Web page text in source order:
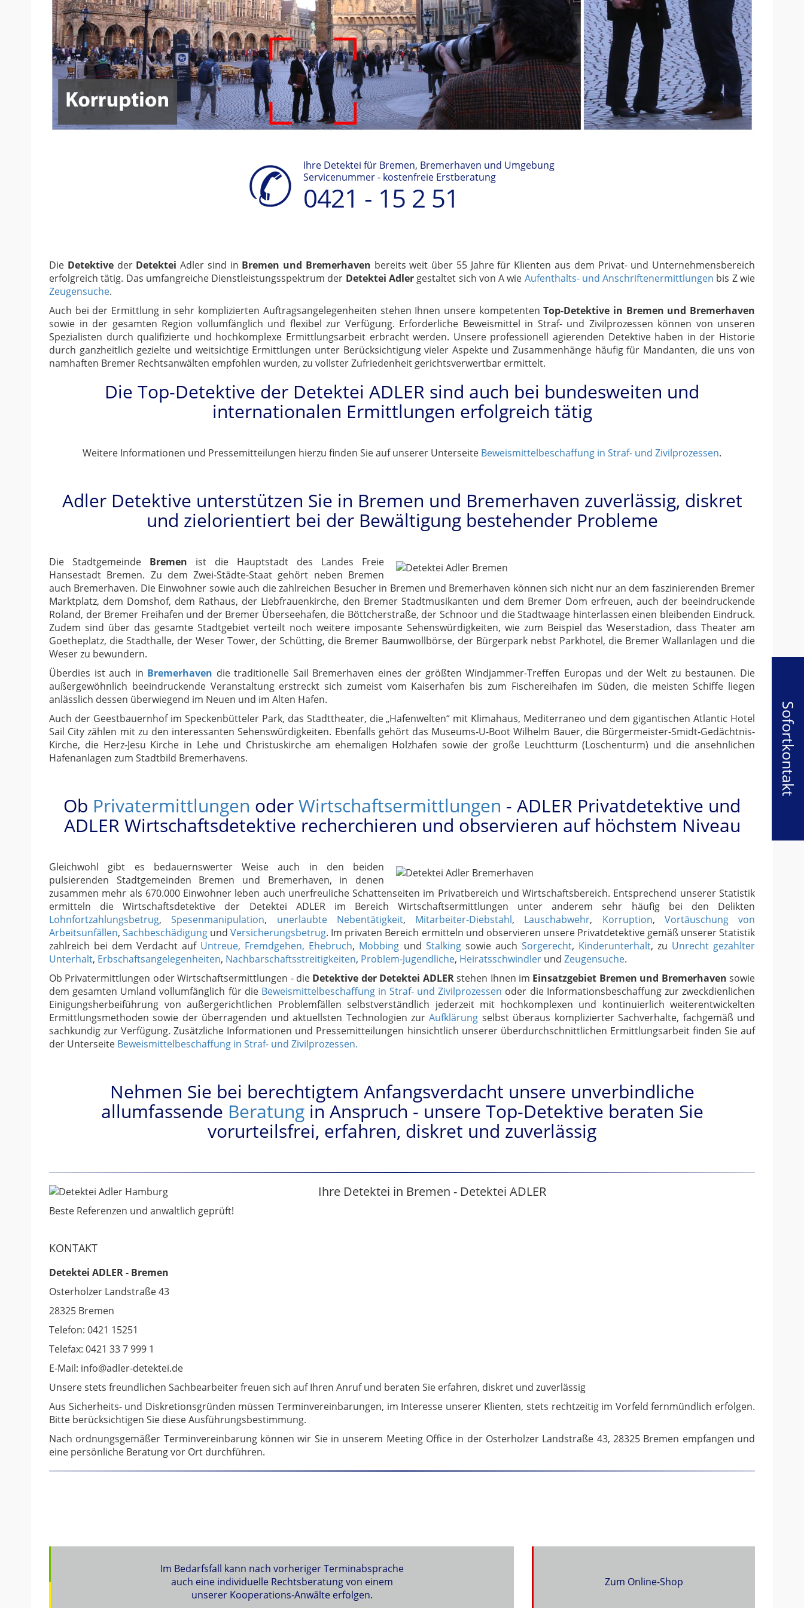
Ihre Detektei für Bremen, Bremerhaven und Umgebung
Servicenummer - kostenfreie Erstberatung
0421 - 15 2 51
Die Detektiveder Detektei Adler sind in Bremen und Bremerhaven bereits weit über 55 Jahre für Klienten aus dem Privat- und Unternehmensbereich
erfolgreich tätig. Das umfangreiche Dienstleistungsspektrum der Detektei Adlergestaltet sich von A wie Aufenthalts- und Anschriftenermittlungen bis Z wie
Zeugensuche.
Auch bei der Ermittlung in sehr komplizierten Auftragsangelegenheiten stehen Ihnen unsere kompetentenTop-Detektive in Bremen und Bremerhaven
sowie in der gesamten Region vollumfänglich und flexibel zur Verfügung. Erforderliche Beweismittel in Straf- und Zivilprozessen können von unseren
Spezialisten durch qualifizierte und hochkomplexe Ermittlungsarbeit erbracht werden. Unsere professionell agierenden Detektive haben in der Historie
durch ganzheitlich gezielte und weitsichtige Ermittlungen unter Berücksichtigung vieler Aspekte und Zusammenhänge häufig für Mandanten, die uns von
namhaften Bremer Rechtsanwälten empfohlen wurden, zu vollster Zufriedenheit gerichtsverwertbar ermittelt.
Die Top-Detektive der Detektei ADLER sind auch bei bundesweiten und
internationalen Ermittlungen erfolgreich tätig
Weitere Informationen und Pressemitteilungen hierzu finden Sie auf unserer Unterseite Beweismittelbeschaffung in Straf- und Zivilprozessen.
Adler Detektive unterstützen Sie in Bremen und Bremerhaven zuverlässig, diskret
und zielorientiert bei der Bewältigung bestehender Probleme
Die Stadtgemeinde Bremen ist die Hauptstadt des Landes Freie
Hansestadt Bremen. Zu dem Zwei-Städte-Staat gehört neben Bremen
auch Bremerhaven. Die Einwohner sowie auch die zahlreichen Besucher in Bremen und Bremerhaven können sich nicht nur an dem faszinierenden Bremer
Marktplatz, dem Domshof, dem Rathaus, der Liebfrauenkirche, den Bremer Stadtmusikanten und dem Bremer Dom erfreuen, auch der beeindruckende
Roland, der Bremer Freihafen und der Bremer Überseehafen, die Böttcherstraße, der Schnoor und die Stadtwaage hinterlassen einen bleibenden Eindruck.
Zudem sind über das gesamte Stadtgebiet verteilt noch weitere imposante Sehenswürdigkeiten, wie zum Beispiel das Weserstadion, dass Theater am
Goetheplatz, die Stadthalle, der Weser Tower, der Schütting, die Bremer Baumwollbörse, der Bürgerpark nebst Parkhotel, die Bremer Wallanlagen und die
Weser zu bewundern.
Überdies ist auch in Bremerhaven die traditionelle Sail Bremerhaven eines der größten Windjammer-Treffen Europas und der Welt zu bestaunen. Die
außergewöhnlich beeindruckende Veranstaltung erstreckt sich zumeist vom Kaiserhafen bis zum Fischereihafen im Süden, die meisten Schiffe liegen
anlässlich dessen überwiegend im Neuen und im Alten Hafen.
Auch der Geestbauernhof im Speckenbütteler Park, das Stadttheater, die „Hafenwelten“ mit Klimahaus, Mediterraneo und dem gigantischen Atlantic Hotel
Sail City zählen mit zu den interessanten Sehenswürdigkeiten. Ebenfalls gehört das Museums-U-Boot Wilhelm Bauer, die Bürgermeister-Smidt-Gedächtnis-
Kirche, die Herz-Jesu Kirche in Lehe und Christuskirche am ehemaligen Holzhafen sowie der große Leuchtturm (Loschenturm) und die ansehnlichen
Hafenanlagen zum Stadtbild Bremerhavens.
Ob Privatermittlungen oderWirtschaftsermittlungen - ADLER Privatdetektive und
ADLER Wirtschaftsdetektive recherchieren und observieren auf höchstem Niveau
Gleichwohl gibt es bedauernswerter Weise auch in den beiden
pulsierenden Stadtgemeinden Bremen und Bremerhaven, in denen
zusammen mehr als 670.000 Einwohner leben auch unerfreuliche Schattenseiten im Privatbereich und Wirtschaftsbereich. Entsprechend unserer Statistik
ermitteln die Wirtschaftsdetektive der Detektei ADLER im Bereich Wirtschaftsermittlungen unter anderem sehr häufig bei den Delikten
Lohnfortzahlungsbetrug,Spesenmanipulation, unerlaubte Nebentätigkeit, Mitarbeiter-Diebstahl, Lauschabwehr, Korruption, Vortäuschung von
Arbeitsunfällen,Sachbeschädigung undVersicherungsbetrug. Im privaten Bereich ermitteln und observieren unsere Privatdetektive gemäß unserer Statistik
zahlreich bei dem Verdacht auf Untreue, Fremdgehen, Ehebruch, Mobbing und Stalkingsowie auch Sorgerecht, Kinderunterhalt, zu Unrecht gezahlter
Unterhalt, Erbschaftsangelegenheiten, Nachbarschaftsstreitigkeiten, Problem-Jugendliche, Heiratsschwindler und Zeugensuche.
Ob Privatermittlungen oder Wirtschaftsermittlungen - die Detektive der Detektei ADLERstehen Ihnen im Einsatzgebiet Bremen und Bremerhavensowie
dem gesamten Umland vollumfänglich für die Beweismittelbeschaffung in Straf- und Zivilprozessen oder die Informationsbeschaffung zur zweckdienlichen
Einigungsherbeiführung von außergerichtlichen Problemfällen selbstverständlich jederzeit mit hochkomplexen und kontinuierlich weiterentwickelten
Ermittlungsmethoden sowie der überragenden und aktuellsten Technologien zurAufklärung selbst überaus komplizierter Sachverhalte, fachgemäß und
sachkundig zur Verfügung. Zusätzliche Informationen und Pressemitteilungen hinsichtlich unserer überdurchschnittlichen Ermittlungsarbeit finden Sie auf
der Unterseite Beweismittelbeschaffung in Straf- und Zivilprozessen.
Nehmen Sie bei berechtigtem Anfangsverdacht unsere unverbindliche
allumfassende Beratungin Anspruch - unsere Top-Detektive beraten Sie
vorurteilsfrei, erfahren, diskret und zuverlässig
Ihre Detektei in Bremen - Detektei ADLER
Beste Referenzen und anwaltlich geprüft!
KONTAKT
Detektei ADLER - Bremen
Osterholzer Landstraße 43
28325 Bremen
Telefon: 0421 15251
Telefax: 0421 33 7 999 1
E-Mail: info@adler-detektei.de
Unsere stets freundlichen Sachbearbeiter freuen sich auf Ihren Anruf und beraten Sie erfahren, diskret und zuverlässig
Aus Sicherheits- und Diskretionsgründen müssen Terminvereinbarungen, im Interesse unserer Klienten, stets rechtzeitig im Vorfeld fernmündlich erfolgen.
Bitte berücksichtigen Sie diese Ausführungsbestimmung.
Nach ordnungsgemäßer Terminvereinbarung können wir Sie in unserem Meeting Office in der Osterholzer Landstraße 43, 28325 Bremen empfangen und
eine persönliche Beratung vor Ort durchführen.
Im Bedarfsfall kann nach vorheriger Terminabsprache
auch eine individuelle Rechtsberatung von einem
unserer Kooperations-Anwälte erfolgen.
Zum Online-Shop
Sofortkontakt